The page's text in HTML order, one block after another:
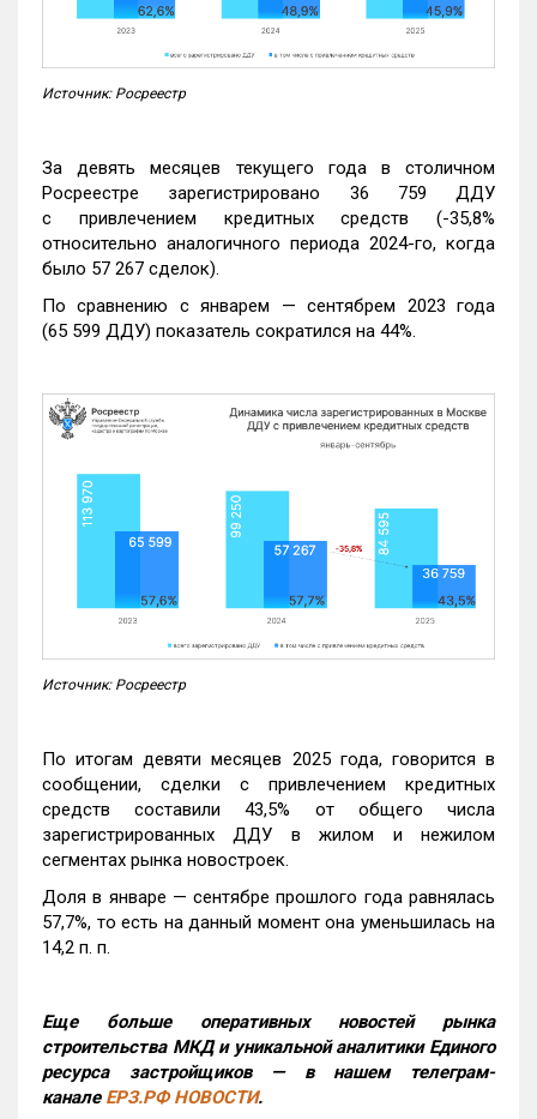
Источник: Росреестр
За девять месяцев текущего года в столичном
Росреестре зарегистрировано 36 759 ДДУ
с привлечением кредитных средств (-35,8%
относительно аналогичного периода 2024-го, когда
было 57 267 сделок).
По сравнению с январем — сентябрем 2023 года
(65 599 ДДУ) показатель сократился на 44%.
Источник: Росреестр
По итогам девяти месяцев 2025 года, говорится в
сообщении, сделки с привлечением кредитных
средств составили 43,5% от общего числа
зарегистрированных ДДУ в жилом и нежилом
сегментах рынка новостроек.
Доля в январе — сентябре прошлого года равнялась
57,7%, то есть на данный момент она уменьшилась на
14,2 п. п.
Еще больше оперативных новостей рынка
строительства МКД и уникальной аналитики Единого
ресурса застройщиков — в нашем телеграм-
канале ЕРЗ.РФ НОВОСТИ.